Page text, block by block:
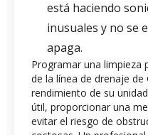
está haciendo
inusuales y no se
apaga.
Programar una limpieza
de la línea de drenaje
rendimiento de su
útil, proporcionar una
evitar el riesgo de